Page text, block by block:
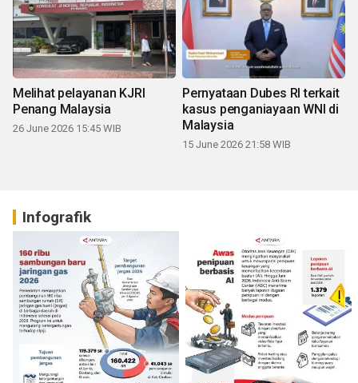
Melihat pelayanan KJRI
Penang Malaysia
26 June 2026 15:45 WIB
Pernyataan Dubes RI terkait
kasus penganiayaan WNI di
Malaysia
15 June 2026 21:58 WIB
Infografik